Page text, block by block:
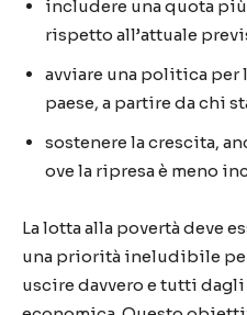
includere una quota
rispetto all’attuale
avviare una politica per
paese, a partire da chi
sostenere la crescita,
ove la ripresa è meno
La lotta alla povertà deve
una priorità ineludibile
uscire davvero e tutti